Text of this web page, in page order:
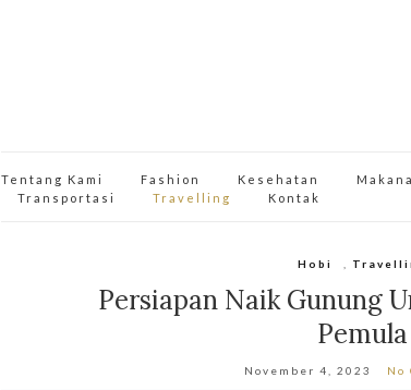
Tentang Kami Fashion Kesehatan
Transportasi
Travelling Kontak
Hobi
Persiapan Naik Gunung
Pemula
November 4, 2023 No